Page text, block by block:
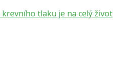
krevního tlaku je na celý život